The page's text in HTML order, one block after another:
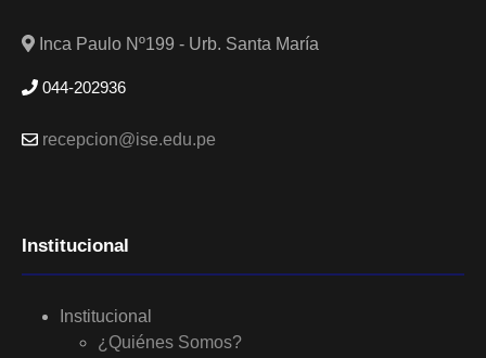
Inca Paulo Nº199 - Urb. Santa María
044-202936
recepcion@ise.edu.pe
Institucional
Institucional
¿Quiénes Somos?